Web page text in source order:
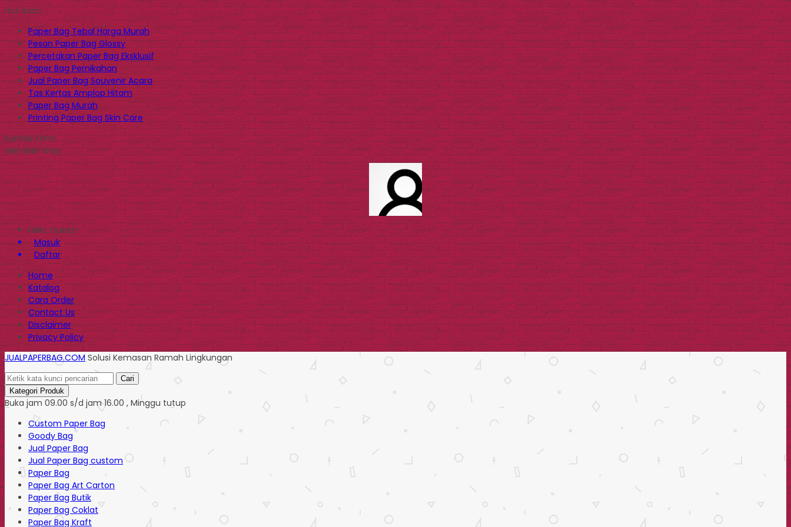
Hot Item
Paper Bag Tebal Harga Murah
Pesan Paper Bag Glossy
Percetakan Paper Bag Eksklusif
Paper Bag Pernikahan
Jual Paper Bag Souvenir Acara
Tas Kertas Amplop Hitam
Paper Bag Murah
Printing Paper Bag Skin Care
Kontak Kami
Member Area
Halo, Guest!
Masuk
Daftar
Home
Katalog
Cara Order
Contact Us
Disclaimer
Privacy Policy
JUALPAPERBAG.COM Solusi Kemasan Ramah Lingkungan
Cari
Kategori Produk
Buka jam 09.00 s/d jam 16.00 , Minggu tutup
Custom Paper Bag
Goody Bag
Jual Paper Bag
Jual Paper Bag custom
Paper Bag
Paper Bag Art Carton
Paper Bag Butik
Paper Bag Coklat
Paper Bag Kraft